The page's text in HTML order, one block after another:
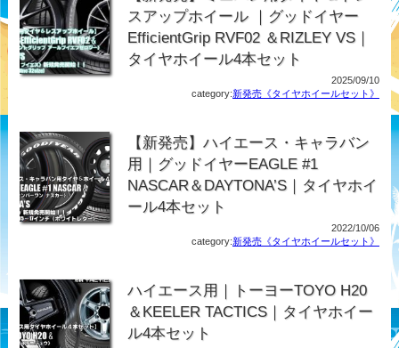
スアップホイール ｜グッドイヤー
EfficientGrip RVF02 ＆RIZLEY VS｜
タイヤホイール4本セット
2025/09/10
category:新発売《タイヤホイールセット》
【新発売】ハイエース・キャラバン
用｜グッドイヤーEAGLE #1
NASCAR＆DAYTONA’S｜タイヤホイ
ール4本セット
2022/10/06
category:新発売《タイヤホイールセット》
ハイエース用｜トーヨーTOYO H20
＆KEELER TACTICS｜タイヤホイー
ル4本セット